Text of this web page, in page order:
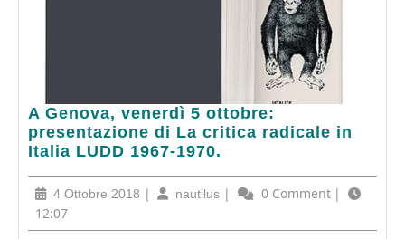
A Genova, venerdì 5 ottobre:
presentazione di La critica radicale in
Italia LUDD 1967-1970.
A
Genova,
venerdì
ottobre:
presentazione
di
4 Ottobre 2018
2018
| nautilus nautilus
| 0 Comment |
12:07